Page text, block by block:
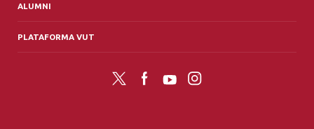
ALUMNI
PLATAFORMA VUT
Twitter FacebookYouTubeInstagram